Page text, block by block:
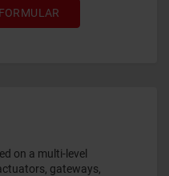
on a multi-level
gateways,